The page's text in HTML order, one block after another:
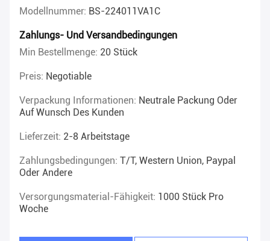
Modellnummer: BS-224011VA1C
Zahlungs- Und Versandbedingungen
Min Bestellmenge: 20 Stück
Preis: Negotiable
Verpackung Informationen: Neutrale Packung Oder
Auf Wunsch Des Kunden
Lieferzeit: 2-8 Arbeitstage
Zahlungsbedingungen: T/T, Western Union, Paypal
Oder Andere
Versorgungsmaterial-Fähigkeit: 1000 Stück Pro
Woche